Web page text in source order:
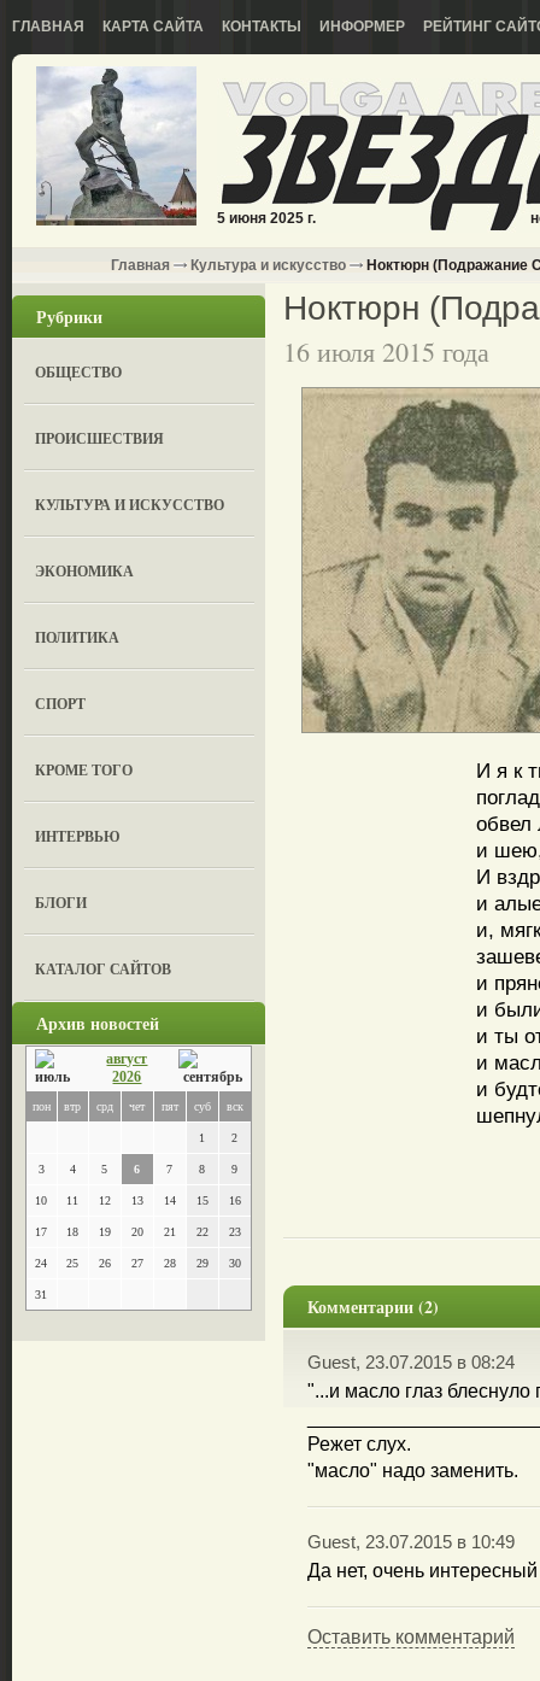
ГЛАВНАЯ КАРТА САЙТА КОНТАКТЫ ИНФОРМЕР РЕЙТИНГ
5 июня 2025 г.
Главная Культура и искусство Ноктюрн (Подражание
Рубрики
ОБЩЕСТВО
ПРОИСШЕСТВИЯ
КУЛЬТУРА И ИСКУССТВО
ЭКОНОМИКА
ПОЛИТИКА
СПОРТ
КРОМЕ ТОГО
ИНТЕРВЬЮ
БЛОГИ
КАТАЛОГ САЙТОВ
Архив новостей
август
2026
пон втр срд чет пят суб вск
1 2
3 4 5 6 7 8 9
10 11 12 13 14 15 16
17 18 19 20 21 22 23
24 25 26 27 28 29 30
31
Ноктюрн
16 июля 2015 года
И я к
обвел
и
И
и
и,
и
и
и ты
и
и
Комментарии (2)
Guest, 23.07.2015 в 08:24
"...и масло глаз блеснуло
Режет слух.
"масло" надо заменить.
Guest, 23.07.2015 в 10:49
Да нет, очень
Оставить комментарий